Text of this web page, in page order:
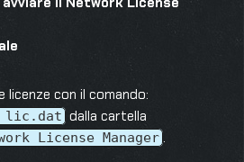
licenze con il comando:
lic.dat dalla cartella
License Manager .